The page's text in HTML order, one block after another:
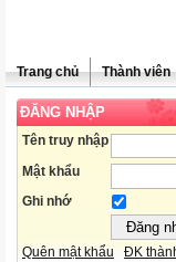
Trang chủ Thành viên
ĐĂNG NHẬP
Tên truy nhập
Mật khẩu
Ghi nhớ
Quên mật khẩu ĐK